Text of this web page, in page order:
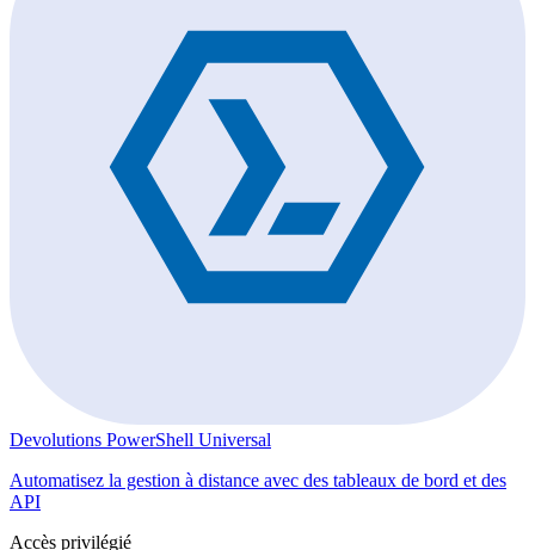
Devolutions PowerShell Universal
Automatisez la gestion à distance avec des tableaux de bord et des
API
Accès privilégié